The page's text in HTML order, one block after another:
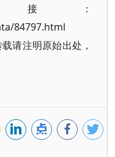
：
84797.html
请注明原始出处，